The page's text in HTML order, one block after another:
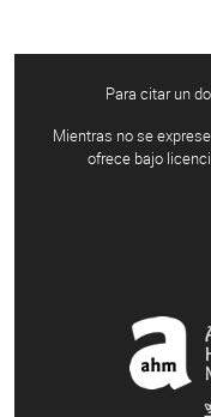
Para citar un
Mientras no se
ofrece bajo